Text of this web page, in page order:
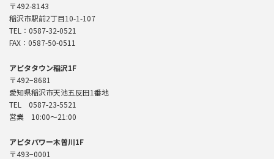
〒492-8143
稲沢市駅前2丁目10-1-107
TEL：0587-32-0521
FAX：0587-50-0511
アピタタウン稲沢1F
〒492−8681
愛知県稲沢市天池五反田1番地
TEL 0587-23-5521
営業 10:00〜21:00
アピタパワー木曽川1F
〒493−0001